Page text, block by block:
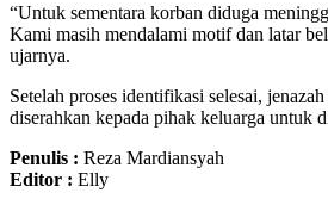
“Untuk sementara korban diduga
Kami masih mendalami motif dan latar
ujarnya.
Setelah proses identifikasi selesai,
diserahkan kepada pihak keluarga untuk
Penulis : Reza Mardiansyah
Editor : Elly